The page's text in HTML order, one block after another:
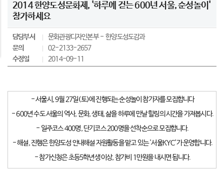
2014 한양도성문화제, '하루에 걷는 600년 서울, 순성놀이'
참가하세요
담당부서 문화관광디자인본부
한양도성도감과
문의
02-2133-2657
수정일
2014-09-11
- 서울시, 9월 27일(토)에 진행되는 순성놀이 참가자를 모집합니다
- 600년 수도 서울의 역사, 문화, 생태, 삶을 하루에 만날 힐링의 시간을 가져봅시다.
- 일주코스 400명, 단기코스 200명을 선착순으로 모집합니다.
- 해설, 진행은 한양도성 안내해설 자원활동을 맡고 있는 '서울KYC'가 운영합니다.
- 참가신청은 초등5학년생 이상, 참가비 1만원을 내시면 됩니다.